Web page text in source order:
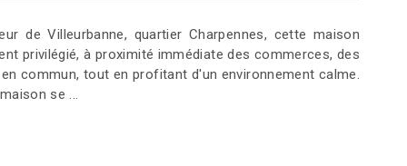
de Villeurbanne, quartier Charpennes, cette maison
privilégié, à proximité immédiate des commerces, des
commun, tout en profitant d'un environnement calme.
se ...